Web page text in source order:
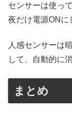
センサーは使っ
夜だけ電源ONに
人感センサーは
して、自動的に
まとめ